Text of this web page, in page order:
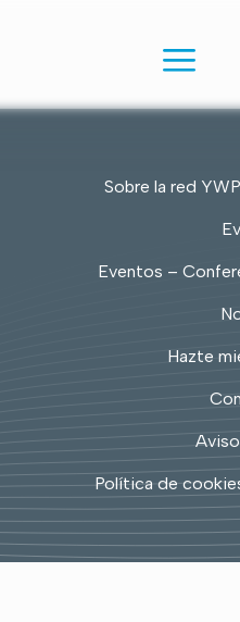
Sobre la red
Eventos –
Hazte
Política de